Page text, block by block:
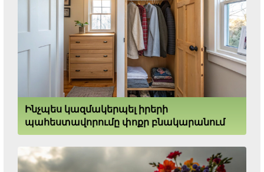
Ինչպես կազմակերպել իրերի
պահեստավորումը փոքր բնակարանում